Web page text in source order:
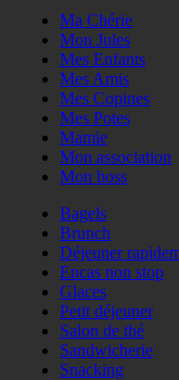
Ma Chérie
Mon Jules
Mes Enfants
Mes Amis
Mes Copines
Mes Potes
Mamie
Mon association
Mon boss
Bagels
Brunch
Déjeuner
Encas non stop
Glaces
Petit déjeuner
Salon de thé
Sandwicherie
Snacking